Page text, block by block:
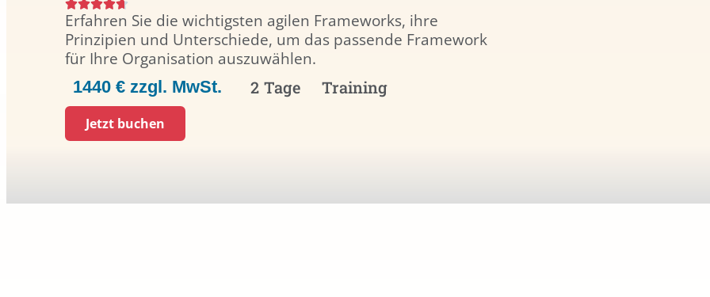
Erfahren Sie die wichtigsten agilen Frameworks, ihre
Prinzipien und Unterschiede, um das passende Framework
für Ihre Organisation auszuwählen.
1440 € zzgl. MwSt. 2 Tage Training
Jetzt buchen